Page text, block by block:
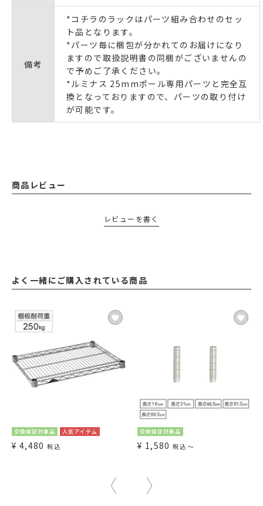
備考
*コチラのラックはパーツ組み合わせのセッ
ト品となります。
*パーツ毎に梱包が分かれてのお届けになり
ますので取扱説明書の同梱がございませんの
で予めご了承ください。
*ルミナス 25mmポール専用パーツと完全互
換となっておりますので、パーツの取り付け
が可能です。
商品レビュー
レビューを書く
よく一緒にご購入されている商品
交換保証対象品 人気アイテム
¥ 4,480 税込
交換保証対象品
¥ 1,580 税込 〜